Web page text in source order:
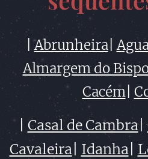
|Abrunheira|
Almargem do
Cacém|
Casal de Cambra|
Cavaleira| Idanha|